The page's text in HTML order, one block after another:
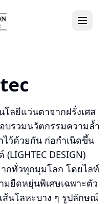
โลยีแว่นตาจากฝรั่งเศส
บรวมนวัตกรรมความล้ำ
ไว้ด้วยกัน ก่อกำเนิดขึ้น
DESIGN)
กทั่วทุกมุมโลก โดยไลท์
ยืดหยุ่นพิเศษเฉพาะตัว
ส้นโลหะบาง ๆ รูปลักษณ์